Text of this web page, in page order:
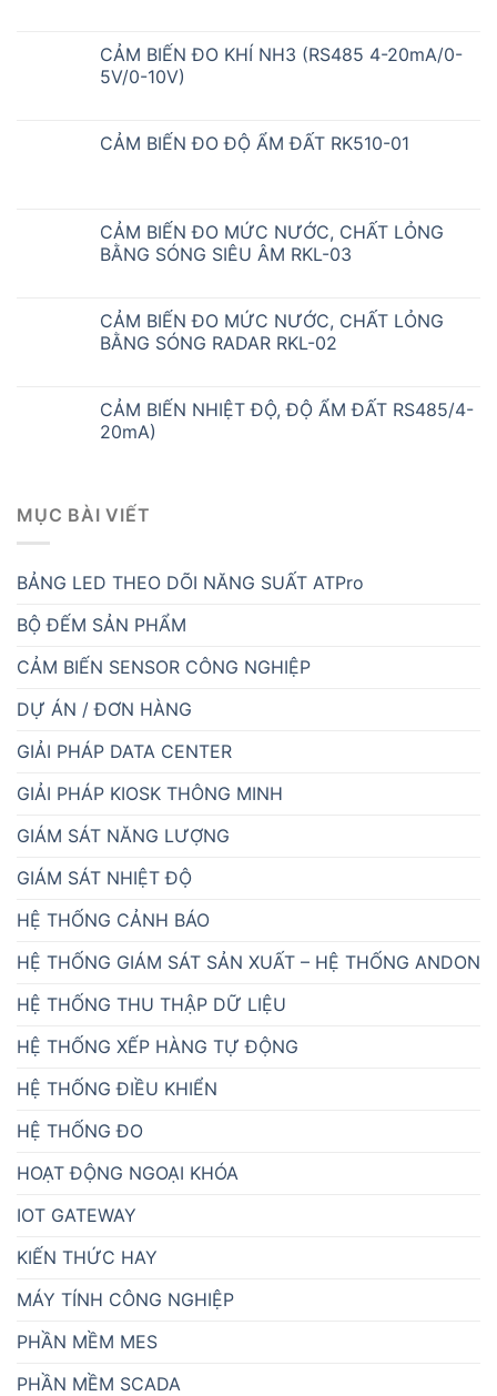
CẢM BIẾN ĐO KHÍ NH3 (RS485 4-20mA/0-
5V/0-10V)
CẢM BIẾN ĐO ĐỘ ẨM ĐẤT RK510-01
CẢM BIẾN ĐO MỨC NƯỚC, CHẤT LỎNG
BẰNG SÓNG SIÊU ÂM RKL-03
CẢM BIẾN ĐO MỨC NƯỚC, CHẤT LỎNG
BẰNG SÓNG RADAR RKL-02
CẢM BIẾN NHIỆT ĐỘ, ĐỘ ẨM ĐẤT RS485/4-
20mA)
MỤC BÀI VIẾT
BẢNG LED THEO DÕI NĂNG SUẤT ATPro
BỘ ĐẾM SẢN PHẨM
CẢM BIẾN SENSOR CÔNG NGHIỆP
DỰ ÁN / ĐƠN HÀNG
GIẢI PHÁP DATA CENTER
GIẢI PHÁP KIOSK THÔNG MINH
GIÁM SÁT NĂNG LƯỢNG
GIÁM SÁT NHIỆT ĐỘ
HỆ THỐNG CẢNH BÁO
HỆ THỐNG GIÁM SÁT SẢN XUẤT – HỆ THỐNG ANDON
HỆ THỐNG THU THẬP DỮ LIỆU
HỆ THỐNG XẾP HÀNG TỰ ĐỘNG
HỆ THỐNG ĐIỀU KHIỂN
HỆ THỐNG ĐO
HOẠT ĐỘNG NGOẠI KHÓA
IOT GATEWAY
KIẾN THỨC HAY
MÁY TÍNH CÔNG NGHIỆP
PHẦN MỀM MES
PHẦN MỀM SCADA